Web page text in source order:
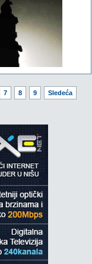
7 8 9
Sledeća